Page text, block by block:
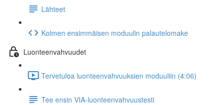
Lähteet
Kolmen ensimmäisen moduulin palautelomake
Luonteenvahvuudet
Tervetuloa luonteenvahvuuksien moduuliin (4:06)
Tee ensin VIA-luonteenvahvuustesti